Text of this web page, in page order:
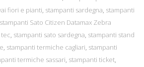
fiori e pianti, stampanti sardegna, stampanti
stampanti Sato Citizen Datamax Zebra
, stampanti sato sardegna, stampanti stand
, stampanti termiche cagliari, stampanti
termiche sassari, stampanti ticket,